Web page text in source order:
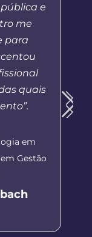
e
me
para
quais
em
Gestão